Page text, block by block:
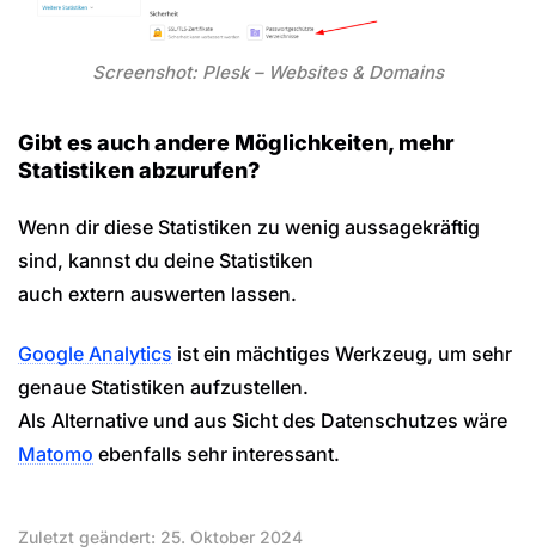
Screenshot: Plesk – Websites & Domains
Gibt es auch andere Möglichkeiten, mehr
Statistiken abzurufen?
Wenn dir diese Statistiken zu wenig aussagekräftig
sind, kannst du deine Statistiken
auch extern auswerten lassen.
Google Analytics ist ein mächtiges Werkzeug, um sehr
genaue Statistiken aufzustellen.
Als Alternative und aus Sicht des Datenschutzes wäre
Matomo ebenfalls sehr interessant.
Zuletzt geändert: 25. Oktober 2024